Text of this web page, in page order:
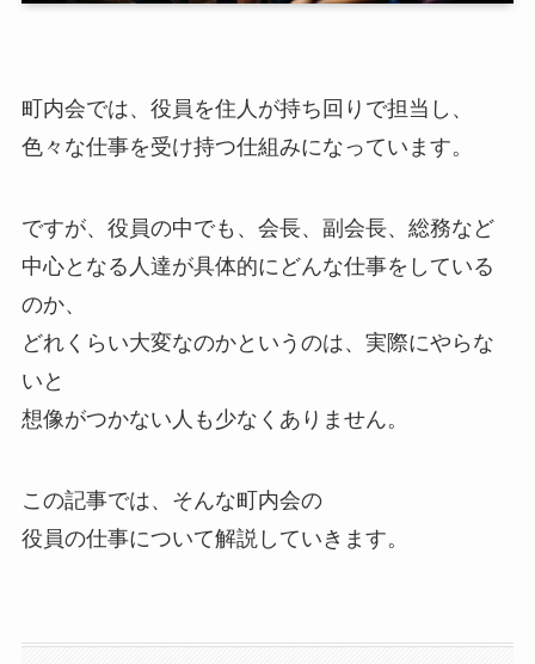
町内会では、役員を住人が持ち回りで担当し、
色々な仕事を受け持つ仕組みになっています。
ですが、役員の中でも、会長、副会長、総務など
中心となる人達が具体的にどんな仕事をしている
のか、
どれくらい大変なのかというのは、実際にやらな
いと
想像がつかない人も少なくありません。
この記事では、そんな町内会の
役員の仕事について解説していきます。